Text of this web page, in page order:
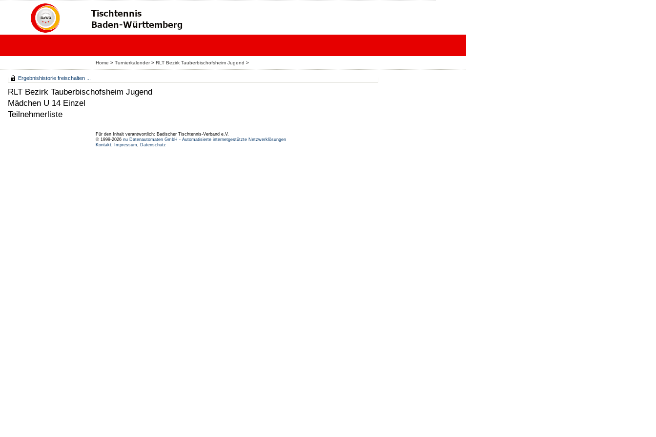
Home > Turnierkalender> RLT Bezirk Tauberbischofsheim Jugend >
Ergebnishistorie freischalten ...
RLT Bezirk Tauberbischofsheim Jugend
Mädchen U 14 Einzel
Teilnehmerliste
Für den Inhalt verantwortlich: Badischer Tischtennis-Verband e.V.
© 1999-2026 nu Datenautomaten GmbH - Automatisierte internetgestützte Netzwerklösungen
Kontakt, Impressum, Datenschutz